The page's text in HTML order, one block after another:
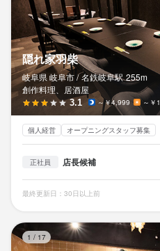
隠れ家羽柴
岐阜県 岐阜市 / 名鉄岐阜駅 255m
創作料理、居酒屋
3.1 ～￥4,999 ～￥
個人経営 オープニングスタッフ募集
正社員 店長候補
最終更新日：30日以上前
1 / 17